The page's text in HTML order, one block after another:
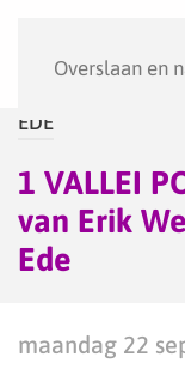
Overslaan en
EDE
1 VALLEI
van Erik
Ede
maandag 22